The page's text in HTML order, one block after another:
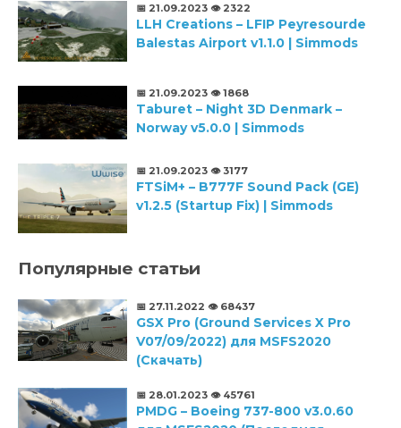
📅 21.09.2023 👁️ 2322
LLH Creations – LFIP Peyresourde
Balestas Airport v1.1.0 | Simmods
📅 21.09.2023 👁️ 1868
Taburet – Night 3D Denmark –
Norway v5.0.0 | Simmods
📅 21.09.2023 👁️ 3177
FTSiM+ – B777F Sound Pack (GE)
v1.2.5 (Startup Fix) | Simmods
Популярные статьи
📅 27.11.2022 👁️ 68437
GSX Pro (Ground Services X Pro
V07/09/2022) для MSFS2020
(Скачать)
📅 28.01.2023 👁️ 45761
PMDG – Boeing 737-800 v3.0.60